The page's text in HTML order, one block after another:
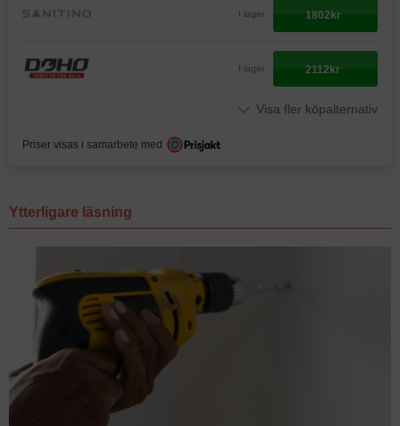
I lager 1802kr
I lager 2112kr
Visa fler köpalternativ
Priser visas i samarbete med
Ytterligare läsning